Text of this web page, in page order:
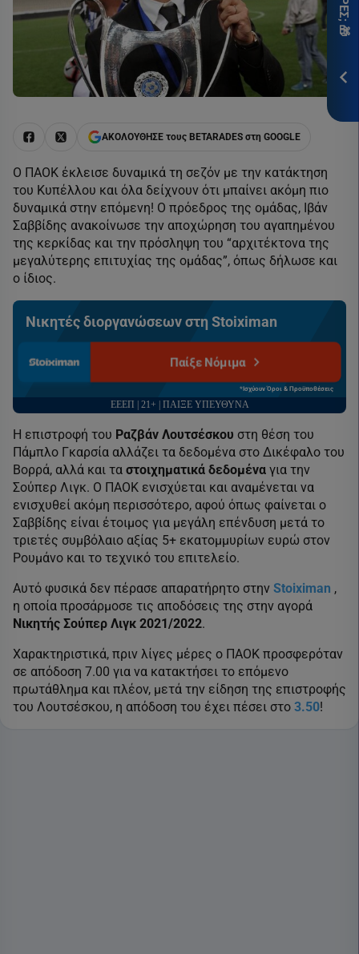
ΑΚΟΛΟΥΘΗΣΕ τους BETARADES στη GOOGLE
O ΠΑΟΚ έκλεισε δυναμικά τη σεζόν με την κατάκτηση
του Κυπέλλου και όλα δείχνουν ότι μπαίνει ακόμη πιο
δυναμικά στην επόμενη! Ο πρόεδρος της ομάδας, Ιβάν
Σαββίδης ανακοίνωσε την αποχώρηση του αγαπημένου
της κερκίδας και την πρόσληψη του “αρχιτέκτονα της
μεγαλύτερης επιτυχίας της ομάδας”, όπως δήλωσε και
ο ίδιος.
Νικητές διοργανώσεων στη Stoiximan
Παίξε Νόμιμα
*Ισχύουν Όροι & Προϋποθέσεις
ΕΕΕΠ | 21+ | ΠΑΙΞΕ ΥΠΕΥΘΥΝΑ
Η επιστροφή του Ραζβάν Λουτσέσκου στη θέση του
Πάμπλο Γκαρσία αλλάζει τα δεδομένα στο Δικέφαλο του
Βορρά, αλλά και τα στοιχηματικά δεδομένα για την
Σούπερ Λιγκ. Ο ΠΑΟΚ ενισχύεται και αναμένεται να
ενισχυθεί ακόμη περισσότερο, αφού όπως φαίνεται ο
Σαββίδης είναι έτοιμος για μεγάλη επένδυση μετά το
τριετές συμβόλαιο αξίας 5+ εκατομμυρίων ευρώ στον
Ρουμάνο και το τεχνικό του επιτελείο.
Αυτό φυσικά δεν πέρασε απαρατήρητο στην Stoiximan ,
η οποία προσάρμοσε τις αποδόσεις της στην αγορά
Νικητής Σούπερ Λιγκ 2021/2022.
Χαρακτηριστικά, πριν λίγες μέρες ο ΠΑΟΚ προσφερόταν
σε απόδοση 7.00 για να κατακτήσει το επόμενο
πρωτάθλημα και πλέον, μετά την είδηση της επιστροφής
του Λουτσέσκου, η απόδοση του έχει πέσει στο 3.50!